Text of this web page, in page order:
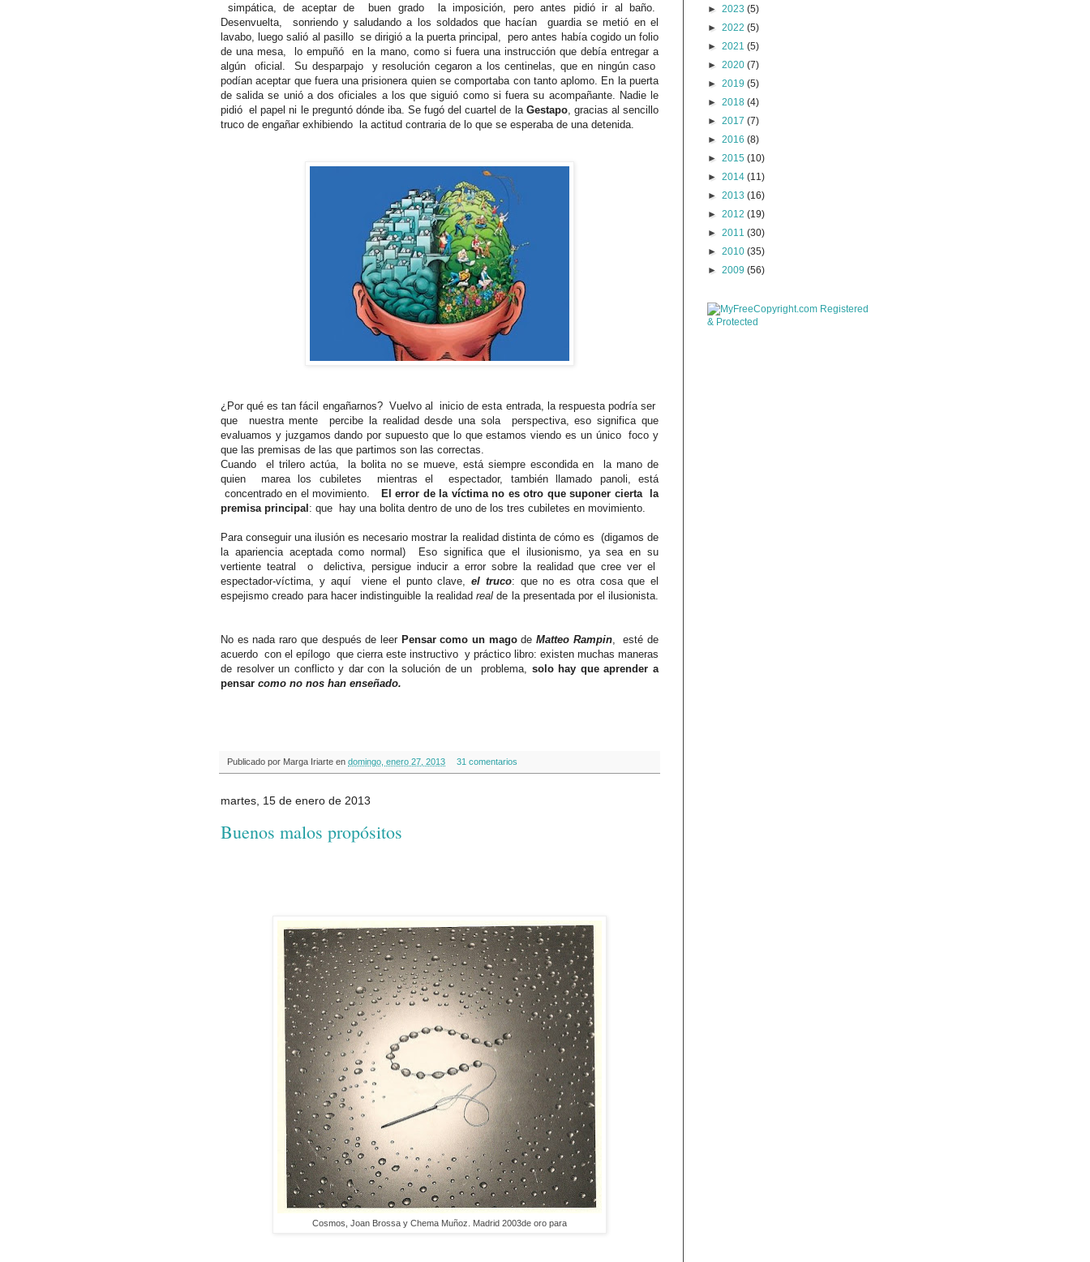
simpática, de aceptar de
buen grado
la imposición, pero antes pidió ir al baño.
Desenvuelta, sonriendo y saludando a los soldados que hacían
guardia se metió en el
lavabo, luego salió al pasillo se dirigió a la puerta principal,
pero antes había cogido un folio
de una mesa, lo empuñó en la mano, como si fuera una instrucción que debía entregar a
algún
oficial. Su desparpajo
y resolución cegaron a los centinelas, que en ningún caso
podían aceptar que fuera una prisionera quien se comportaba con tanto aplomo. En la puerta
de salida se unió a dos oficiales a los que siguió como si fuera su acompañante. Nadie le
pidió el papel ni le preguntó dónde iba. Se fugó del cuartel de la Gestapo, gracias al sencillo
truco de engañar exhibiendo
la actitud contraria de lo que se esperaba de una detenida.
¿Por qué es tan fácil engañarnos? Vuelvo al
inicio de esta entrada, la respuesta podría ser
que
nuestra mente percibe la realidad desde una sola
perspectiva, eso significa que
evaluamos y juzgamos dando por supuesto que lo que estamos viendo es un único
foco y
que las premisas de las que partimos son las correctas.
Cuando
el trilero actúa, la bolita no se mueve, está siempre escondida en
la mano de
quien
marea los cubiletes mientras el
espectador, también llamado panoli, está
concentrado en el movimiento.
El error de la víctima no es otro que suponer cierta
la
premisa principal : que hay una bolita dentro de uno de los tres cubiletes en movimiento.
Para conseguir una ilusión es necesario mostrar la realidad distinta de cómo es (digamos de
la apariencia aceptada como normal)
Eso significa que el ilusionismo, ya sea en su
vertiente teatral
o
delictiva, persigue inducir a error sobre la realidad que cree ver el
espectador-víctima, y aquí
viene el punto clave, el truco: que no es otra cosa que el
espejismo creado para hacer indistinguible la realidadreal de la presentada por el ilusionista.
No es nada raro que después de leer Pensar como un magodeMatteo Rampin,
esté de
acuerdo con el epílogo que cierra este instructivo y práctico libro: existen muchas maneras
de resolver un conflicto y dar con la solución de un problema,
solo hay que aprender a
pensar como no nos han enseñado.
Publicado por Marga Iriarte en domingo, enero 27, 2013 31 comentarios
martes, 15 de enero de 2013
Buenos malos propósitos
Cosmos, Joan Brossa y Chema Muñoz. Madrid 2003de oro para
► 2023 (5)
► 2022 (5)
► 2021 (5)
► 2020 (7)
► 2019 (5)
► 2018 (4)
► 2017 (7)
► 2016 (8)
► 2015 (10)
► 2014 (11)
► 2013 (16)
► 2012 (19)
► 2011 (30)
► 2010 (35)
► 2009 (56)